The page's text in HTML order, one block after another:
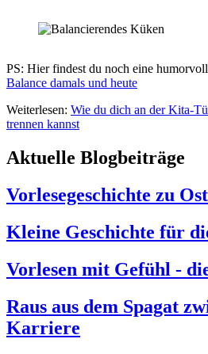
PS: Hier findest du noch eine
Balance damals und heute
Weiterlesen: Wie du dich an der Kita-
trennen kannst
Aktuelle Blogbeiträge
Vorlesegeschichte zu
Kleine Geschichte für
Vorlesen mit Gefühl -
Raus aus dem Spagat
Karriere